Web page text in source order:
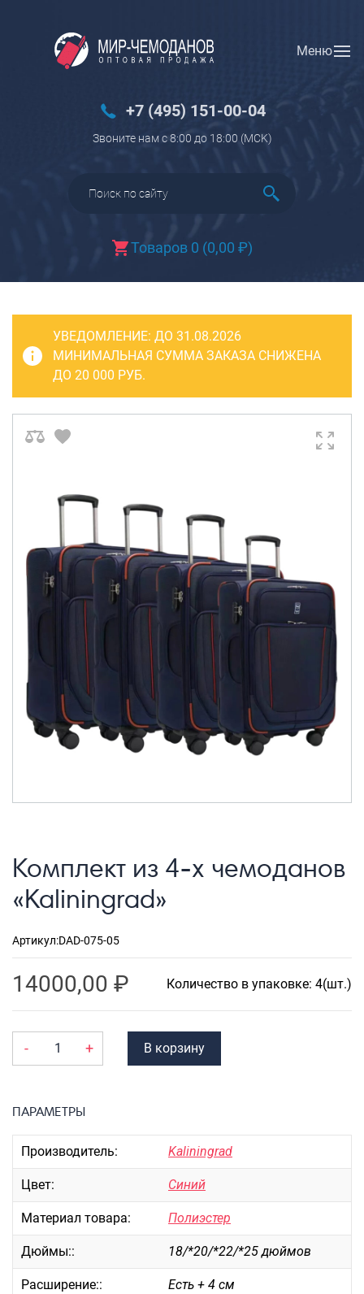
Меню
+7 (495) 151-00-04
Звоните нам с 8:00 до 18:00 (МCK)
Товаров 0 (0,00 ₽)
Вход Регистрация
Багаж
Чемоданы
Чемоданы детские
Пилоты на колесах
Рюкзаки детские для детских
Бьюти-кейсы
САКВОЯЖИ
РАСПРОДАЖА
Сумки деловые
Сумки поясные
Сумки пляжные
Сумки для ноутбуков
Сумки-тележки хозяйственные
Сумки-рюкзаки на колёсах
Сумки детские
Рюкзаки
Рюкзаки городские
Рюкзаки подростковые
Рюкзаки детские
Рюкзаки туристические
ШОППЕРЫ
Кейсы и планшеты
Кейсы
Планшеты
Аксессуары
ЧЕХЛЫ ДЛЯ ЧЕМОДАНОВ
Мешки для обуви
Пеналы для школы
Новинки
УВЕДОМЛЕНИЕ: ДО 31.08.2026
МИНИМАЛЬНАЯ СУММА ЗАКАЗА СНИЖЕНА
ДО 20 000 РУБ.
Комплект из 4-х чемоданов
«Kaliningrad»
Артикул:DAD-075-05
14000,00 ₽ Количество в упаковке: 4(шт.)
- + В корзину
ПАРАМЕТРЫ
Производитель: Kaliningrad
Цвет: Синий
Материал товара: Полиэстер
Дюймы:: 18/*20/*22/*25 дюймов
Расширение:: Есть + 4 см